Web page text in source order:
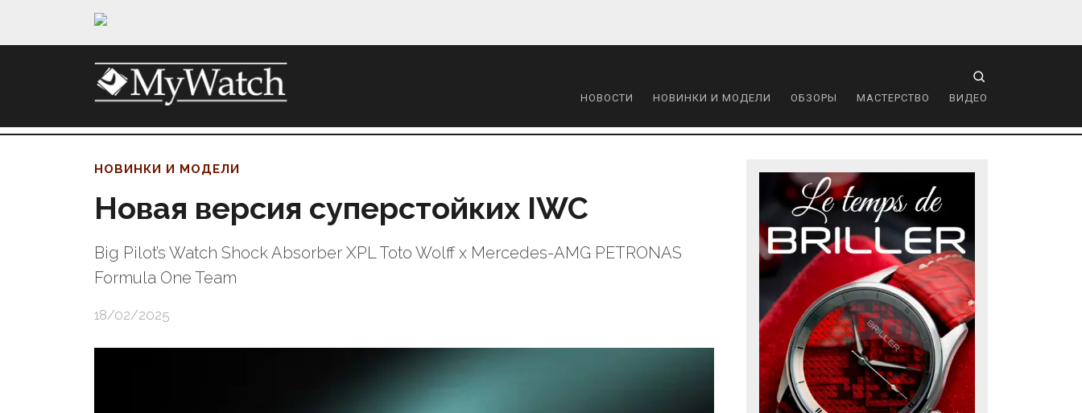
НОВОСТИ НОВИНКИ И МОДЕЛИ ОБЗОРЫ МАСТЕРСТВО ВИДЕО
НОВИНКИ И МОДЕЛИ
Новая версия суперстойких IWC
Big Pilot’s Watch Shock Absorber XPL Toto Wolff x Mercedes-AMG PETRONAS
Formula One Team
18/02/2025